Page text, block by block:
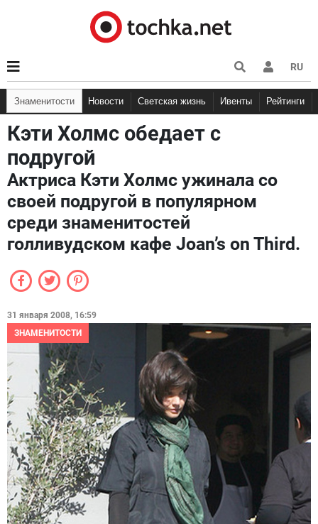
RU
Знаменитости Новости Светская жизнь Ивенты Рейтинги
Кэти Холмс обедает с
подругой
Актриса Кэти Холмс ужинала со
своей подругой в популярном
среди знаменитостей
голливудском кафе Joan’s on Third.
31 января 2008, 16:59
ЗНАМЕНИТОСТИ